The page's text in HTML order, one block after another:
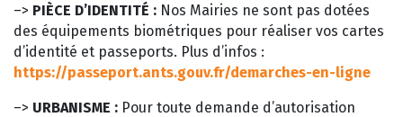
–> PIÈCE D’IDENTITÉ : Nos Mairies ne sont pas dotées
des équipements biométriques pour réaliser vos cartes
d’identité et passeports. Plus d’infos :
https://passeport.ants.gouv.fr/demarches-en-ligne
–> URBANISME : Pour toute demande d’autorisation